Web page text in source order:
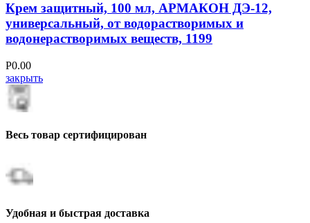
Крем защитный, 100 мл, АРМАКОН ДЭ-12,
универсальный, от водорастворимых и
водонерастворимых веществ, 1199
Р0.00
закрыть
Весь товар сертифицирован
Удобная и быстрая доставка